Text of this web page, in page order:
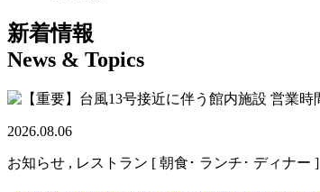
新着情報
News & Topics
2026.08.06
お知らせ , レストラン [ 朝食･ ランチ･ ディナー ]